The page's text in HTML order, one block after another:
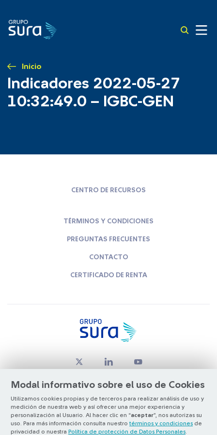
Inicio
Indicadores 2022-05-27
10:32:49.0 – IGBC-GEN
Modal informativo sobre el uso de Cookies
Utilizamos cookies propias y de terceros para realizar análisis de uso y
medición de nuestra web y así ofrecer una mejor experiencia y
personalización al Usuario. Al hacer clic en “aceptar”, nos autorizas su
uso. Para más información consulta nuestro términos y condiciones de
privacidad o nuestra Política de protección de Datos Personales
CENTRO DE RECURSOS
TÉRMINOS Y CONDICIONES
PREGUNTAS FRECUENTES
CONTACTO
CERTIFICADO DE RENTA
© Copyright Grupo SURA 2026